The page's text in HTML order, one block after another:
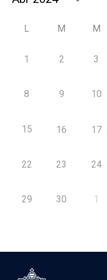
L M M
1 2 3
8 9 10
15 16 17
22 23 24
29 30 1